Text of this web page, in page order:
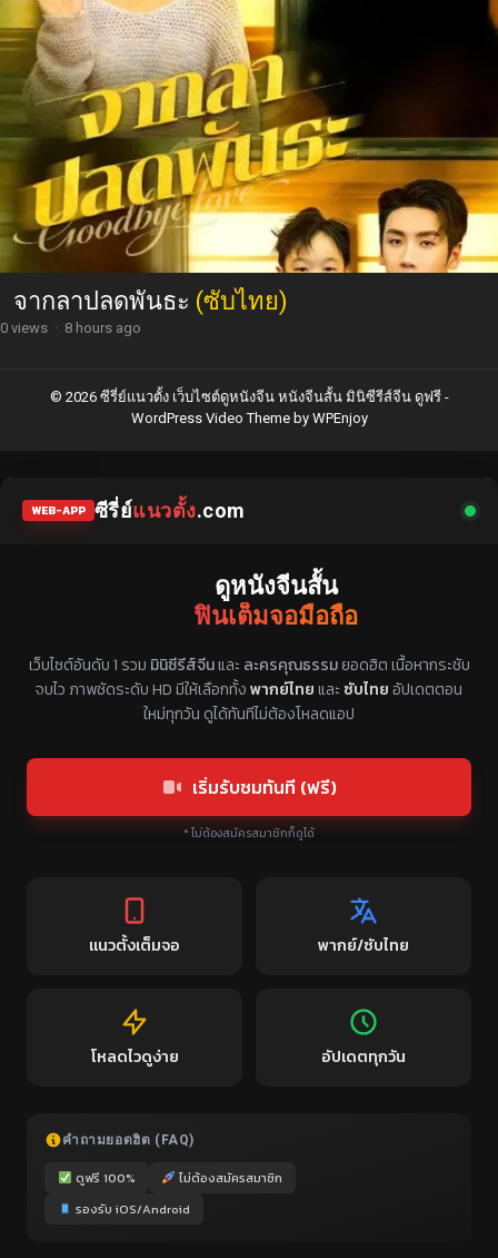
จากลาปลดพันธะ (ซับไทย)
0 views · 8 hours ago
© 2026 ซีรี่ย์แนวตั้ง เว็บไซต์ดูหนังจีน หนังจีนสั้น มินิซีรีส์จีน ดูฟรี -
WordPress Video Themeby WPEnjoy
WEB-APP ซีรี่ย์แนวตั้ง.com
ดูหนังจีนสั้น
ฟินเต็มจอมือถือ
แหล่งรวมซีรี่ย์จีนแนวตั้ง พากย์ไทย ซับไทย
เว็บไซต์อันดับ 1 รวม มินิซีรีส์จีนและ ละครคุณธรรมยอดฮิต เนื้อหากระชับ
จบไว ภาพชัดระดับ HD มีให้เลือกทั้งพากย์ไทยและ ซับไทยอัปเดตตอน
ใหม่ทุกวัน ดูได้ทันทีไม่ต้องโหลดแอป
เริ่มรับชมทันที (ฟรี)
* ไม่ต้องสมัครสมาชิกก็ดูได้
แนวตั้งเต็มจอ พากย์/ซับไทย
โหลดไวดูง่าย อัปเดตทุกวัน
คำถามยอดฮิต (FAQ)
ดูฟรี 100%
ไม่ต้องสมัครสมาชิก
รองรับ iOS/Android